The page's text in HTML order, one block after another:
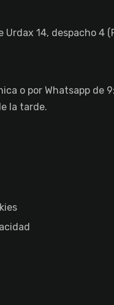
Urdax 14, despacho 4
o por Whatsapp de
la tarde.